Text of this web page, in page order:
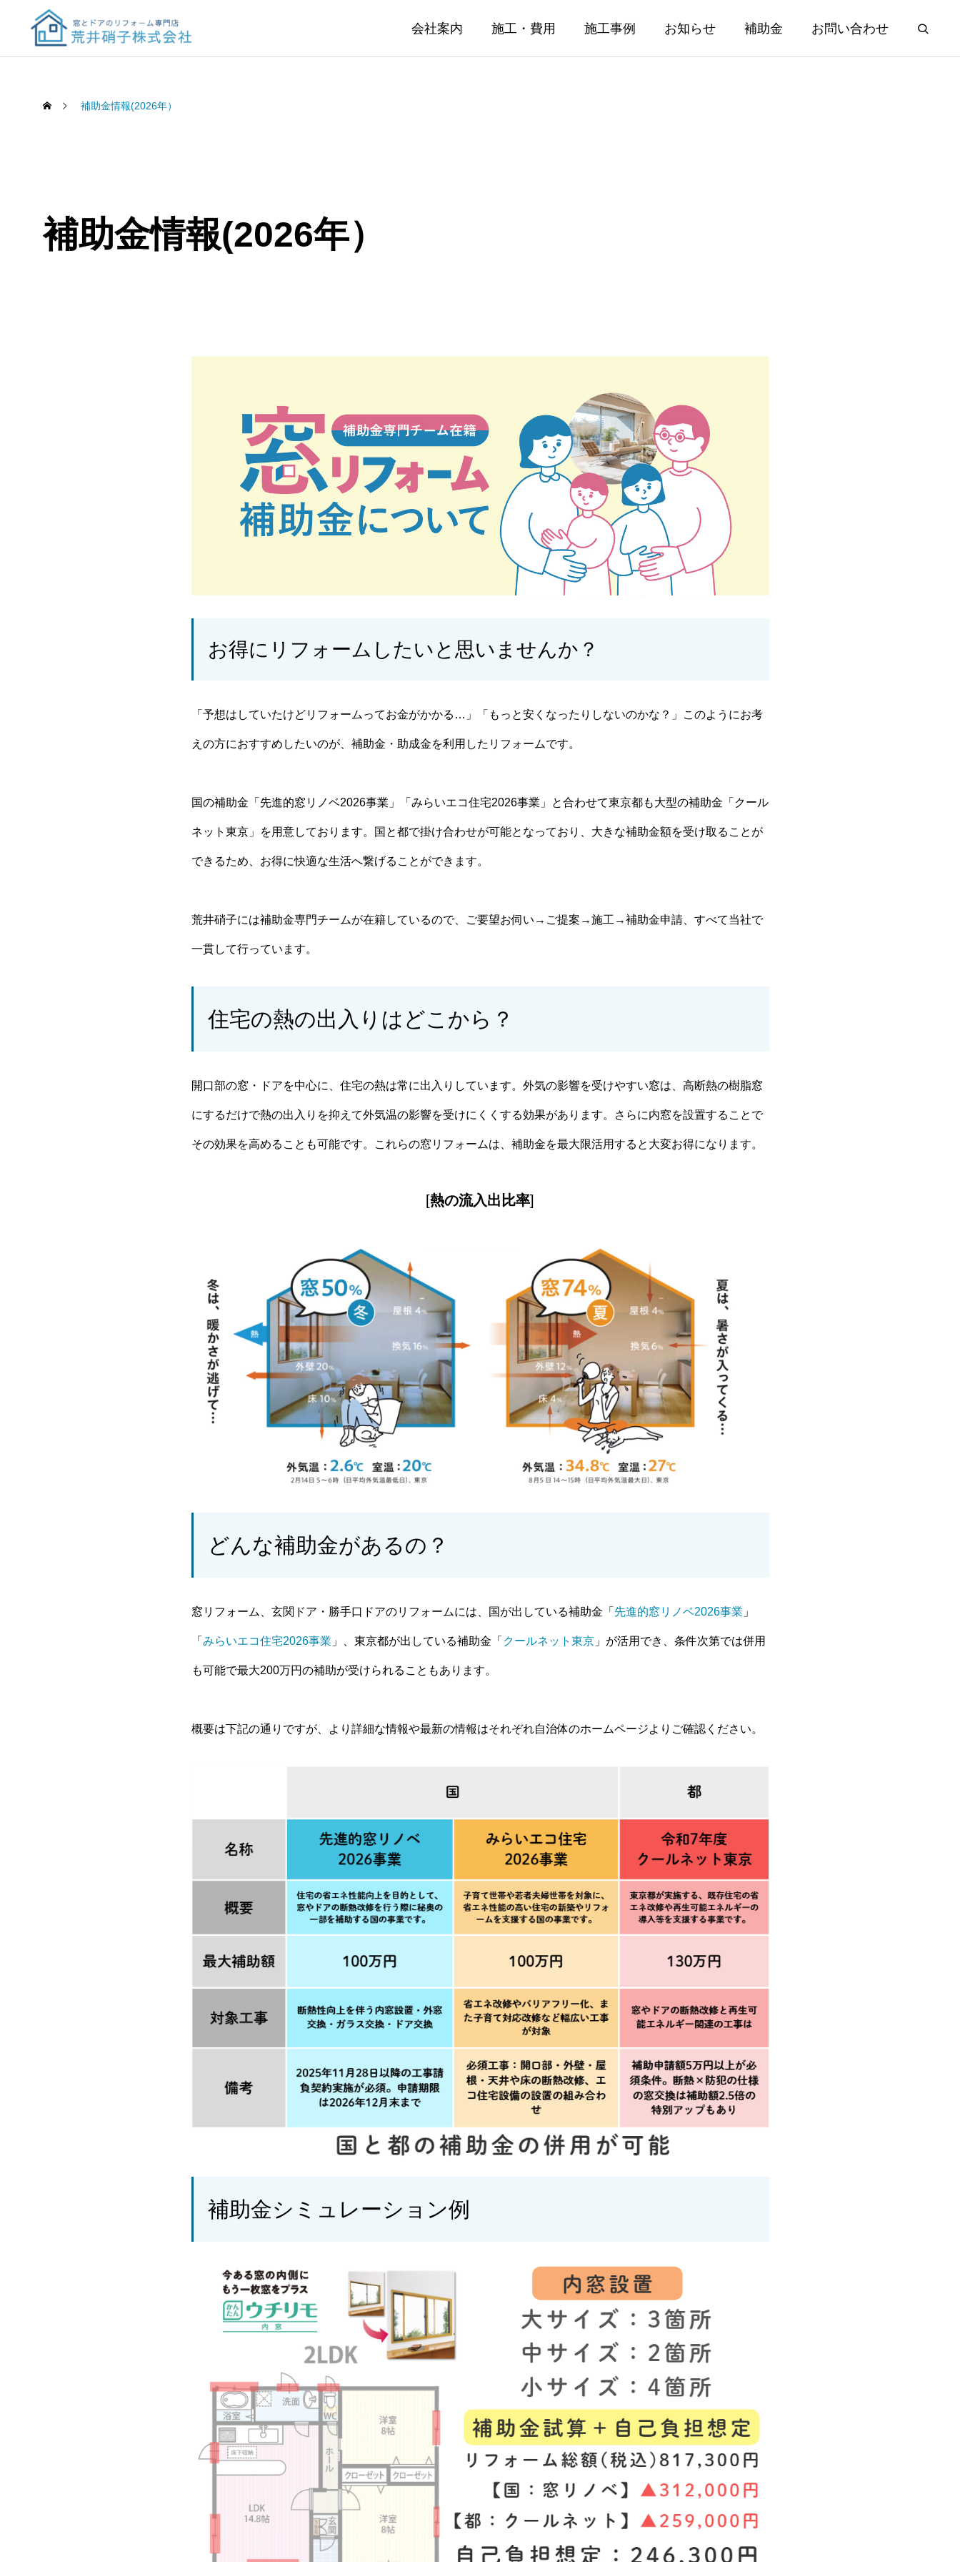
会社案内 施工・費用 施工事例 お知らせ 補助金 お問い合わせ
補助金情報(2026年）
補助金情報(2026年）
お得にリフォームしたいと思いませんか？
「予想はしていたけどリフォームってお金がかかる…」「もっと安くなったりしないのかな？」このようにお考
えの方におすすめしたいのが、補助金・助成金を利用したリフォームです。
国の補助金「先進的窓リノベ2026事業」「みらいエコ住宅2026事業」と合わせて東京都も大型の補助金「クール
ネット東京」を用意しております。国と都で掛け合わせが可能となっており、大きな補助金額を受け取ることが
できるため、お得に快適な生活へ繋げることができます。
荒井硝子には補助金専門チームが在籍しているので、ご要望お伺い→ご提案→施工→補助金申請、すべて当社で
一貫して行っています。
住宅の熱の出入りはどこから？
開口部の窓・ドアを中心に、住宅の熱は常に出入りしています。外気の影響を受けやすい窓は、高断熱の樹脂窓
にするだけで熱の出入りを抑えて外気温の影響を受けにくくする効果があります。さらに内窓を設置することで
その効果を高めることも可能です。これらの窓リフォームは、補助金を最大限活用すると大変お得になります。
[熱の流入出比率]
どんな補助金があるの？
窓リフォーム、玄関ドア・勝手口ドアのリフォームには、国が出している補助金「 先進的窓リノベ2026事業 」
「 みらいエコ住宅2026事業 」、東京都が出している補助金「 クールネット東京」が活用でき、条件次第では併用
も可能で最大200万円の補助が受けられることもあります。
概要は下記の通りですが、より詳細な情報や最新の情報はそれぞれ自治体のホームページよりご確認ください。
補助金シミュレーション例